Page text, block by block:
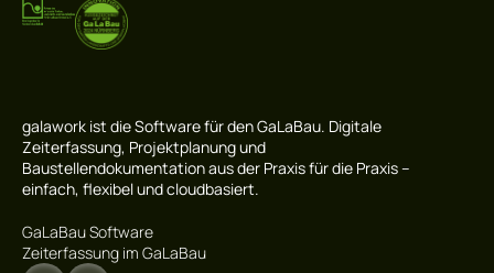
galawork ist die Software für den GaLaBau. Digitale
Zeiterfassung, Projektplanung und
Baustellendokumentation aus der Praxis für die Praxis –
einfach, flexibel und cloudbasiert.
GaLaBau Software
Zeiterfassung im GaLaBau